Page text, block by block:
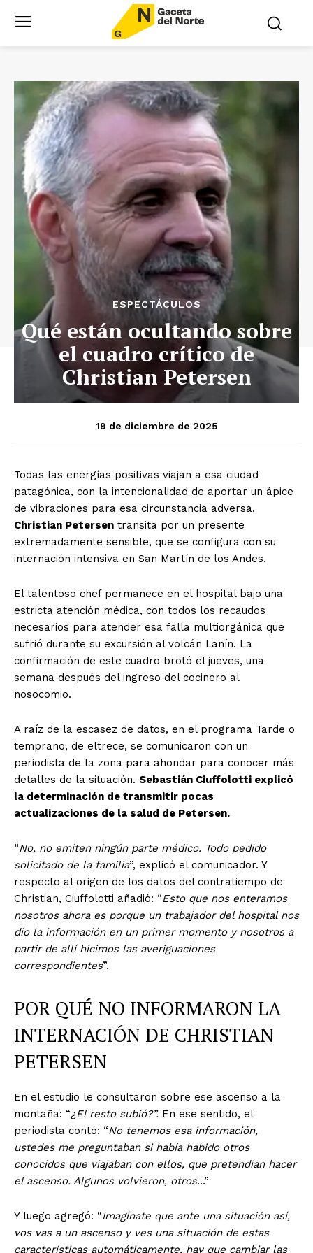
ESPECTÁCULOS
Qué están ocultando sobre
el cuadro crítico de
Christian Petersen
19 de diciembre de 2025
Todas las energías positivas viajan a esa ciudad
patagónica, con la intencionalidad de aportar un ápice
de vibraciones para esa circunstancia adversa.
Christian Petersen transita por un presente
extremadamente sensible, que se configura con su
internación intensiva en San Martín de los Andes.
El talentoso chef permanece en el hospital bajo una
estricta atención médica, con todos los recaudos
necesarios para atender esa falla multiorgánica que
sufrió durante su excursión al volcán Lanín. La
confirmación de este cuadro brotó el jueves, una
semana después del ingreso del cocinero al
nosocomio.
A raíz de la escasez de datos, en el programa Tarde o
temprano, de eltrece, se comunicaron con un
periodista de la zona para ahondar para conocer más
detalles de la situación. Sebastián Ciuffolotti explicó
la determinación de transmitir pocas
actualizaciones de la salud de Petersen.
“No, no emiten ningún parte médico. Todo pedido
solicitado de la familia”, explicó el comunicador. Y
respecto al origen de los datos del contratiempo de
Christian, Ciuffolotti añadió: “Esto que nos enteramos
nosotros ahora es porque un trabajador del hospital nos
dio la información en un primer momento y nosotros a
partir de allí hicimos las averiguaciones
correspondientes”.
POR QUÉ NO INFORMARON LA
INTERNACIÓN DE CHRISTIAN
PETERSEN
En el estudio le consultaron sobre ese ascenso a la
montaña: “¿El resto subió?”. En ese sentido, el
periodista contó: “No tenemos esa información,
ustedes me preguntaban si había habido otros
conocidos que viajaban con ellos, que pretendían hacer
el ascenso. Algunos volvieron, otros…”
Y luego agregó: “Imagínate que ante una situación así,
vos vas a un ascenso y ves una situación de estas
características automáticamente, hay que cambiar las